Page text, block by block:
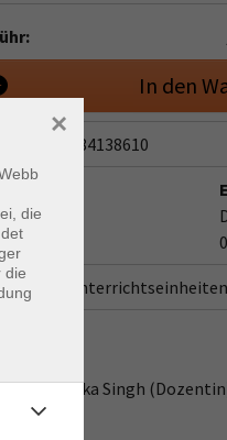
In den
84138610
Uhr
9 Unterrichtseinheiten
Rishika Singh
die
die
×